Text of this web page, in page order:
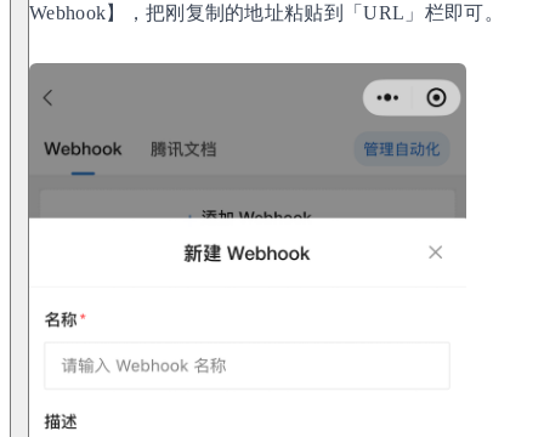
Webhook】，把刚复制的地址粘贴到「URL」栏即可。